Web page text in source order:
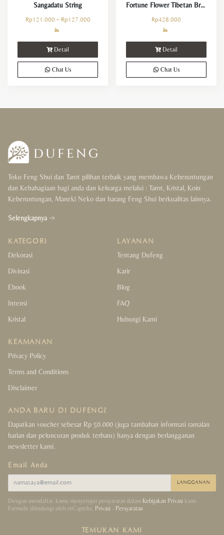
Sangadatu String
Rp121.000 – Rp127.000
Detail
Chat Us
Fortune Flower Tibetan Bracelet
Rp428.000
Detail
Chat Us
Toko Feng Shui dan Tarot pilihan terbaik yang membawa Keberuntungan
dan Kebahagiaan bagi anda dan keluarga melalui : Tarot, Kristal, Koin
Keberuntungan, Maneki Neko dan barang Feng Shui berkualitas lainnya.
Selengkapnya
KATEGORI
Dekorasi
Divinasi
Ebook
Intensi
Kristal
LAYANAN
Tentang Dufeng
Karir
Blog
FAQ
Hubungi Kami
KEAMANAN
Privacy Policy
Terms and Conditions
Disclaimer
ANDA BARU DI DUFENG?
Dapatkan voucher sebesar Rp 50.000 (juga tambahan informasi ramalan
harian dan peluncuran produk terbaru) hanya dengan berlangganan
newsletter kami.
Email Anda
LANGGANAN
Dengan mendaftar, kamu menyetujui persyaratan dalam Kebijakan Privasi kami.
Formulir dilindungi oleh reCaptcha. Privasi - Persyaratan
TEMUKAN KAMI